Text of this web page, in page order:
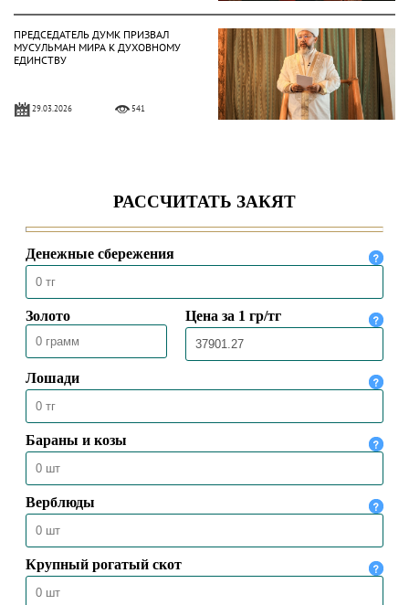
ПРЕДСЕДАТЕЛЬ ДУМК ПРИЗВАЛ
МУСУЛЬМАН МИРА К ДУХОВНОМУ
ЕДИНСТВУ
29.03.2026 541
29.03.2026 487
ВЕРХОВНЫЙ МУФТИЙ ВСТРЕТИЛСЯ
С КАЗАХСКОЙ ДИАСПОРОЙ В
ХЕЛЬСИНКИ
28.03.2026